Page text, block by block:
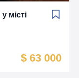
місті
$ 63 000